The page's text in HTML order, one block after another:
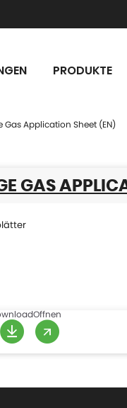
PRODUKTE
Gas Application Sheet (EN)
GAS
Offnen